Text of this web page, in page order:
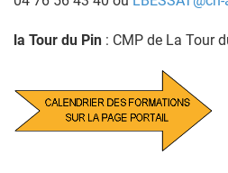
la Tour du Pin : CMP de La Tour